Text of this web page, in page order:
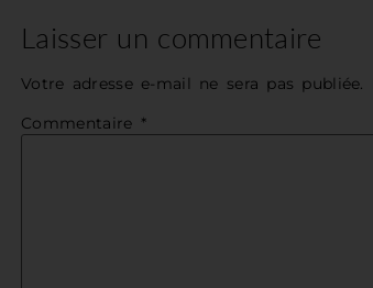
Laisser un commentaire
Votre adresse e-mail ne sera pas publiée.
Commentaire *